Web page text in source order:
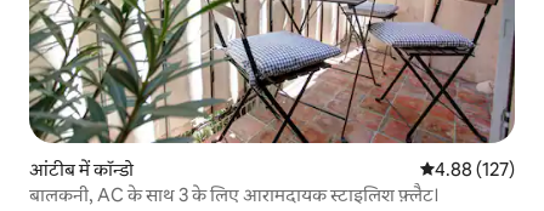
आंटीब में कॉन्डो औसत रेटिंग 5 में से
4.88 (127)
बालकनी, AC के साथ 3 के लिए आरामदायक स्टाइलिश फ़्लैट।